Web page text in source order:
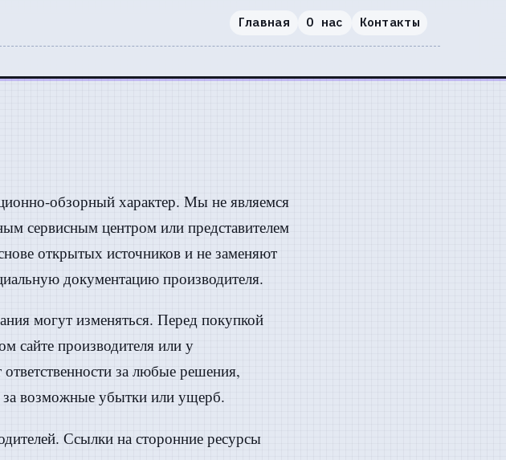
Главная О нас Контакты
обзорный характер. Мы не являемся
сервисным центром или представителем
открытых источников и не заменяют
документацию производителя.
могут изменяться. Перед покупкой
сайте производителя или у
за любые решения,
возможные убытки или ущерб.
Ссылки на сторонние ресурсы